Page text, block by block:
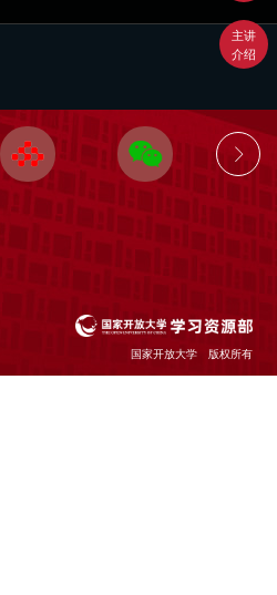
主讲
介绍
国家开放大学 版权所有